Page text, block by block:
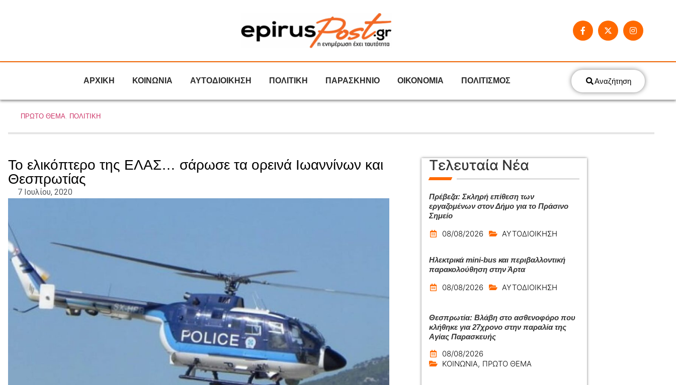
ΑΡΧΙΚΗ ΚΟΙΝΩΝΙΑ ΑΥΤΟΔΙΟΙΚΗΣΗ ΠΟΛΙΤΙΚΗ ΠΑΡΑΣΚΗΝΙΟ ΟΙΚΟΝΟΜΙΑ ΠΟΛΙΤΙΣΜΟΣ Αναζήτηση
ΠΡΩΤΟ ΘΕΜΑ, ΠΟΛΙΤΙΚΗ
Το ελικόπτερο της ΕΛΑΣ… σάρωσε τα ορεινά Ιωαννίνων και
Θεσπρωτίας
7 Ιουλίου, 2020
Τελευταία Νέα
Πρέβεζα: Σκληρή επίθεση των
εργαζομένων στον Δήμο για το Πράσινο
Σημείο
08/08/2026 ΑΥΤΟΔΙΟΙΚΗΣΗ
Ηλεκτρικά mini-bus και περιβαλλοντική
παρακολούθηση στην Άρτα
08/08/2026 ΑΥΤΟΔΙΟΙΚΗΣΗ
Θεσπρωτία: Βλάβη στο ασθενοφόρο που
κλήθηκε για 27χρονο στην παραλία της
Αγίας Παρασκευής
08/08/2026
ΚΟΙΝΩΝΙΑ, ΠΡΩΤΟ ΘΕΜΑ